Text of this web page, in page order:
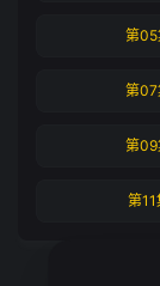
第05
第07
第09
第11